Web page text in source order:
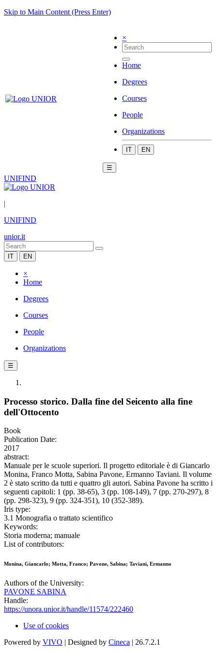
Skip to Main Content (Press Enter)
×
Home
Degrees
Courses
People
Organizations
IT EN
☰
UNIFIND
|
UNIFIND
unior.it
IT EN
×
Home
Degrees
Courses
People
Organizations
☰
Processo storico. Dalla fine del Seicento alla fine
dell'Ottocento
Book
Publication Date:
2017
abstract:
Manuale per le scuole superiori. Il progetto editoriale è di Giancarlo
Monina, Franco Motta, Sabina Pavone, Ermanno Taviani. Il volume
2 è stato scritto da tutti e quattro gli autori. Sabina Pavone ha scritto i
seguenti capitoli: 1 (pp. 38-65), 3 (pp. 108-149), 7 (pp. 270-297), 8
(pp. 298-323), 9 (pp. 324-351), 10 (352-389).
Iris type:
3.1 Monografia o trattato scientifico
Keywords:
Storia moderna; manuale
List of contributors:
Monina, Giancarlo; Motta, Franco; Pavone, Sabina; Taviani, Ermanno
Authors of the University:
PAVONE SABINA
Handle:
https://unora.unior.it/handle/11574/222460
Use of cookies
Powered by VIVO | Designed by Cineca | 26.7.2.1